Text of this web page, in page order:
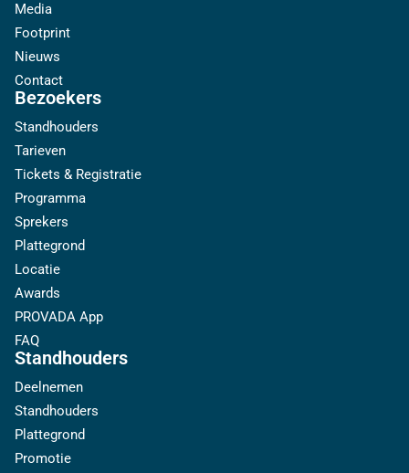
Media
Footprint
Nieuws
Contact
Bezoekers
Standhouders
Tarieven
Tickets & Registratie
Programma
Sprekers
Plattegrond
Locatie
Awards
PROVADA App
FAQ
Standhouders
Deelnemen
Standhouders
Plattegrond
Promotie